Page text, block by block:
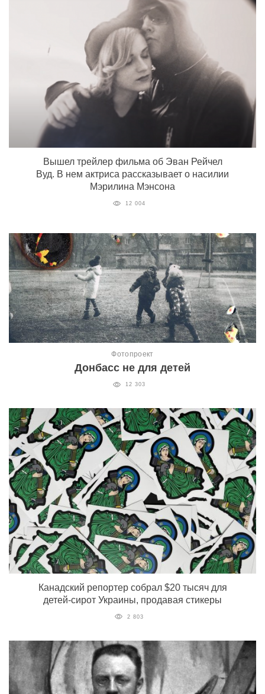
Вышел трейлер фильма об Эван Рейчел
Вуд. В нем актриса рассказывает о насилии
Мэрилина Мэнсона
12 004
Фотопроект
Донбасс не для детей
12 303
Канадский репортер собрал $20 тысяч для
детей-сирот Украины, продавая стикеры
2 803